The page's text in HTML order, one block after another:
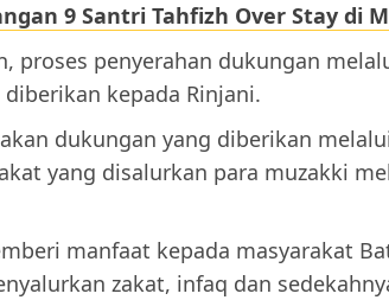
9 Santri Tahfizh Over Stay di
proses penyerahan dukungan
diberikan kepada Rinjani.
dukungan yang diberikan
yang disalurkan para muzakki
manfaat kepada masyarakat
zakat, infaq dan